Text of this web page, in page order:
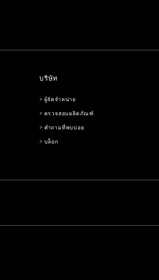
บริษัท
> ผู้จัดจำหน่าย
> ตรวจสอบผลิตภัณฑ์
> คำถามที่พบบ่อย
> บล็อก